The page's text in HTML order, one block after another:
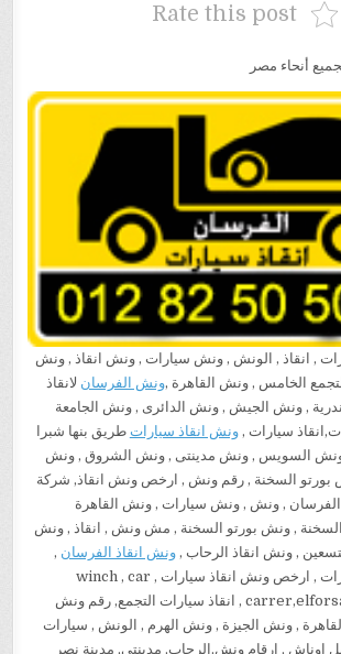
Rate this post
أنحاء مصر
, انقاذ , الونش , ونش سيارات , ونش انقاذ , ونش
الخامس , ونش القاهرة ,ونش الفرسان لانقاذ
, ونش الجيش , ونش الدائرى , ونش الجامعة
سيارات ,ونش انقاذ سيارات طريق بنها شبرا
ونش السويس , ونش مدينتى , ونش الشروق , ونش
السخنة , رقم ونش , ارخص ونش انقاذ, شركة
, ونش , ونش سيارات , ونش القاهرة
السخنة , ونش بورتو السخنة , مش ونش , انقاذ , ونش
, ونش انقاذ الرحاب ,ونش انقاذ الفرسان ,
اسرع ونش انقاذ سيارات , ارخص ونش انقاذ سيارات , winch , car
carrer,elforsan , the water way , انقاذ سيارات التجمع, رقم ونش
, ونش الجيزة , ونش الهرم , الونش , سيارات
اوناش , ارقام ونش,الرحاب, مدينتى, مدينة نصر